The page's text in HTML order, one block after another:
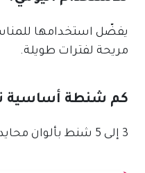
يفضّل استخدامها
مريحة لفترات طويلة.
كم شنطة أساسية
3 إلى 5 شنط بألوان محايدة تكفي لمعظم الإطلالات.